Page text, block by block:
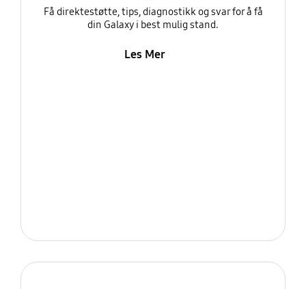
Få direktestøtte, tips, diagnostikk og svar for å få
din Galaxy i best mulig stand.
Les Mer